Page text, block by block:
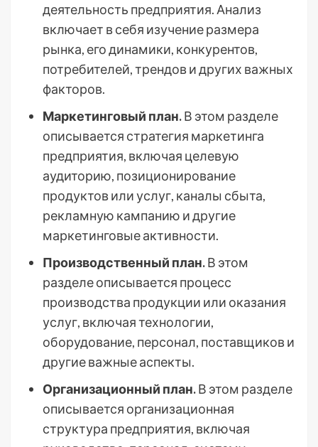
деятельность предприятия. Анализ
включает в себя изучение размера
рынка, его динамики, конкурентов,
потребителей, трендов и других важных
факторов.
Маркетинговый план.В этом разделе
описывается стратегия маркетинга
предприятия, включая целевую
аудиторию, позиционирование
продуктов или услуг, каналы сбыта,
рекламную кампанию и другие
маркетинговые активности.
Производственный план.В этом
разделе описывается процесс
производства продукции или оказания
услуг, включая технологии,
оборудование, персонал, поставщиков и
другие важные аспекты.
Организационный план.В этом разделе
описывается организационная
структура предприятия, включая